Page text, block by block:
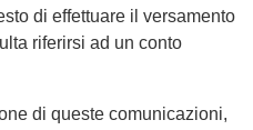
di effettuare il versamento
riferirsi ad un conto
di queste comunicazioni,